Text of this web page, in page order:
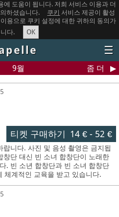
도움이 됩니다. 저희 서비스 이용과 더
하셨습니다.
쿠키 서비스 제공이 활성
용으로 쿠키 설정에 대한 귀하의 동의가
다.
OK
☰
9월 좀 더
티켓 구매하기 14 €- 52 €
니다. 사진 및 음성 촬영은 금지됩
창단 대신 빈 소녀 합창단이 노래한
. 빈 소년 합창단과 빈 소녀 합창단
체계적인 교육을 받고 있습니다.